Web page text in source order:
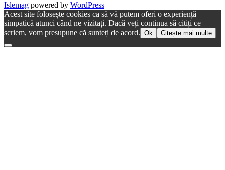
Islemag powered by WordPress
Acest site folosește cookies ca să vă putem oferi o experiență
simpatică atunci când ne vizitați. Dacă veți continua să citiți ce
scriem, vom presupune că sunteți de acord. Ok Citește mai multe